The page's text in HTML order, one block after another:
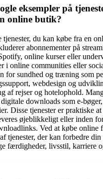
eksempler på
online butik?
tjenester, du kan købe fra en
abonnementer på
online kurser eller
i online communities eller
for sundhed og træning som
webdesign og
af rejser og hotelophold.
downloads som e-
Disse tjenester er praktiske
øjeblikkeligt eller inden
Ved at købe online
tjenester, der kan forbedre
færdigheder, livsstil, karriere